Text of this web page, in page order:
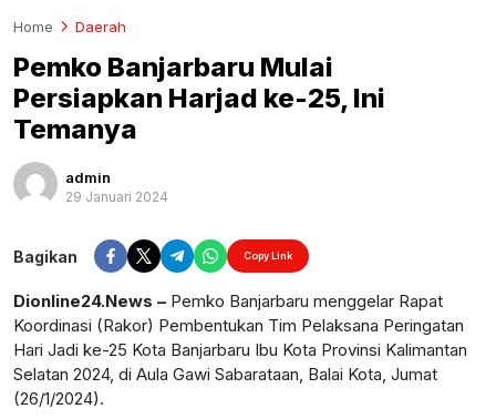
Home Daerah
Pemko Banjarbaru Mulai
Persiapkan Harjad ke-25, Ini
Temanya
admin
29 Januari 2024
Bagikan Copy Link
Dionline24.News – Pemko Banjarbaru menggelar Rapat
Koordinasi (Rakor) Pembentukan Tim Pelaksana Peringatan
Hari Jadi ke-25 Kota Banjarbaru Ibu Kota Provinsi Kalimantan
Selatan 2024, di Aula Gawi Sabarataan, Balai Kota, Jumat
(26/1/2024).